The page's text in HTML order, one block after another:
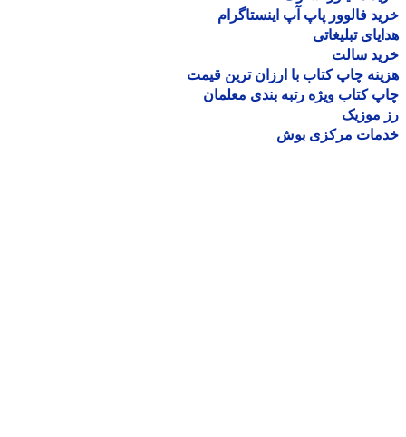
فالوور پاپ آپ اینستاگرام
تبلیغاتی
سالت
چاپ کتاب با ارزان ترین قیمت
کتاب ویژه رتبه بندی معلمان
موزیک
مرکزی بوش